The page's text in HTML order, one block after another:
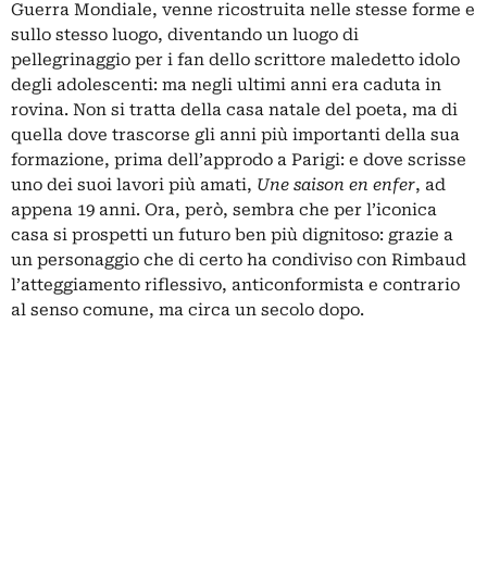
Guerra Mondiale, venne ricostruita nelle stesse forme e
sullo stesso luogo, diventando un luogo di
pellegrinaggio per i fan dello scrittore maledetto idolo
degli adolescenti: ma negli ultimi anni era caduta in
rovina. Non si tratta della casa natale del poeta, ma di
quella dove trascorse gli anni più importanti della sua
formazione, prima dell’approdo a Parigi: e dove scrisse
uno dei suoi lavori più amati, Une saison en enfer, ad
appena 19 anni. Ora, però, sembra che per l’iconica
casa si prospetti un futuro ben più dignitoso: grazie a
un personaggio che di certo ha condiviso con Rimbaud
l’atteggiamento riflessivo, anticonformista e contrario
al senso comune, ma circa un secolo dopo.